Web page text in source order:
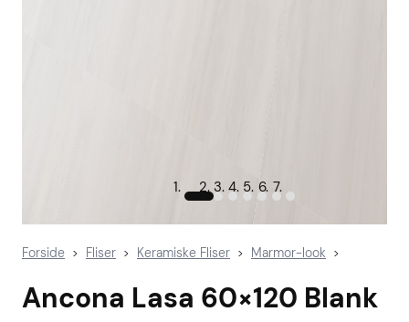
Forside > Fliser > Keramiske Fliser > Marmor-look >
Ancona Lasa 60×120 Blank